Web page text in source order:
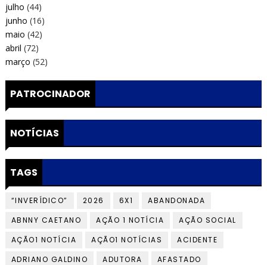
julho (44)
junho (16)
maio (42)
abril (72)
março (52)
PATROCINADOR
NOTÍCIAS
TAGS
“INVERÍDICO” 2026 6X1
ABANDONADA
ABNNY CAETANO
AÇÃO 1 NOTÍCIA
AÇÃO SOCIAL
AÇÃO1 NOTÍCIA
AÇÃO1 NOTÍCIAS
ACIDENTE
ADRIANO GALDINO
ADUTORA
AFASTADO